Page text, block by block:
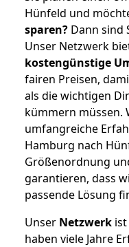
Hünfeld und
sparen? Dann sind
Unser Netzwerk
kostengünstige
fairen Preisen,
als die wichtigen
kümmern müssen.
umfangreiche
Hamburg nach
Größenordnung
garantieren, dass
passende Lösung
Unser Netzwerk
haben viele Jahre